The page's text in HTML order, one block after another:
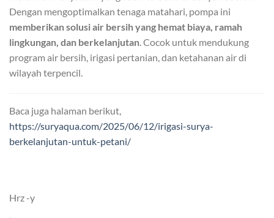
Dengan mengoptimalkan tenaga matahari, pompa ini
memberikan solusi air bersih yang hemat biaya, ramah
lingkungan, dan berkelanjutan. Cocok untuk mendukung
program air bersih, irigasi pertanian, dan ketahanan air di
wilayah terpencil.
Baca juga halaman berikut,
https://suryaqua.com/2025/06/12/irigasi-surya-
berkelanjutan-untuk-petani/
Hrz -y